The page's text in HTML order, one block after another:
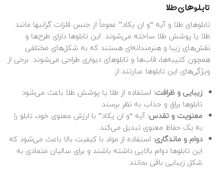
تابلوهای طلا
تابلوهای طلا و آیه “و ان یکاد” عموماً از جنس فلزات گرانبها مانند
طلا یا پوشش طلا ساخته می‌شوند. این تابلوها دارای طرح‌ها و
نقش‌های زیبا و هنرمندانه‌ای هستند که به شکل‌های مختلفی
همچون کتیبه‌ها، قاب‌ها و تابلوهای دیواری طراحی می‌شوند. برخی از
ویژگی‌های این تابلوها عبارتند از:
زیبایی و ظرافت: استفاده از طلا یا پوشش طلا باعث می‌شود
تابلوها براق و جذاب به نظر برسند.
معنویت و تقدس: آیه “و ان یکاد” با ارزش معنوی خود، تابلو را
به یک حفاظ معنوی تبدیل می‌کند.
دوام و ماندگاری: استفاده از مواد با کیفیت بالا باعث می‌شود که
این تابلوها دوام بالایی داشته باشند و برای سالیان متمادی به
شکل زیبایی باقی بمانند.